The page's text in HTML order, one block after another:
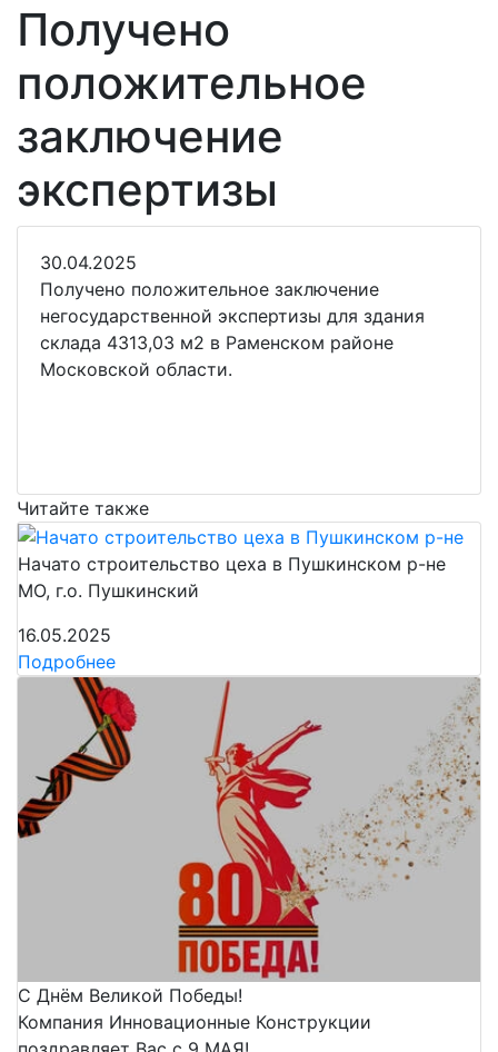
Получено
положительное
заключение
экспертизы
30.04.2025
Получено положительное заключение
негосударственной экспертизы для здания
склада 4313,03 м2 в Раменском районе
Московской области.
Читайте также
Начато строительство цеха в Пушкинском р-не
МО, г.о. Пушкинский
16.05.2025
Подробнее
С Днём Великой Победы!
Компания Инновационные Конструкции